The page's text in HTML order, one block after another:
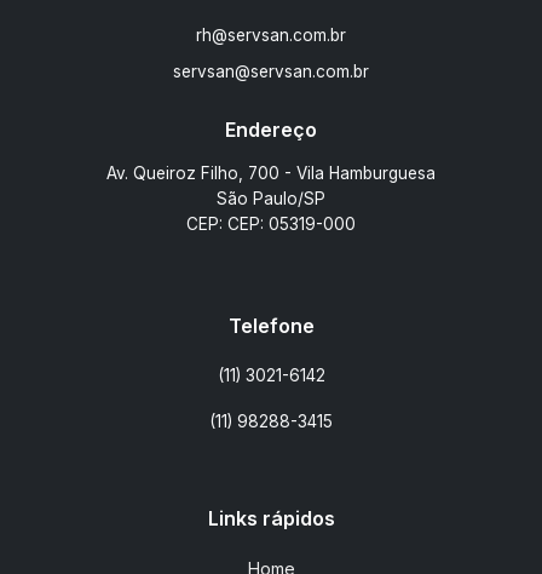
rh@servsan.com.br
servsan@servsan.com.br
Endereço
Av. Queiroz Filho, 700 - Vila Hamburguesa
São Paulo/SP
CEP: CEP: 05319-000
Telefone
(11) 3021-6142
(11) 98288-3415
Links rápidos
Home